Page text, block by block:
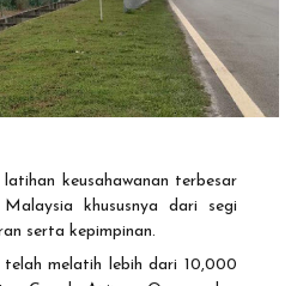
keusahawanan terbesar
khususnya dari segi
serta kepimpinan.
melatih lebih dari 10,000